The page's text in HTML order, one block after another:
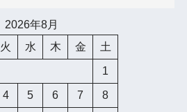
2026年8月
火 水 木 金 土
1
4 5 6 7 8